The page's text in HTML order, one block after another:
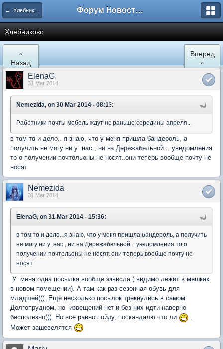
← Хлебниково Форум Новостройки
Хлебниково
«
Назад
Вперед
»
ElenaG
31 Mar 2014
Nemezida, on 30 Mar 2014 - 08:13:
Работники почты мебель ждут не раньше середины апреля...
в том то и дело.. я знаю, что у меня пришла бандероль, а
получить не могу ни у нас , ни на Дережабельной... уведомления
то о получении почтольоны не носят..они теперь вообще почту не
носят
Nemezida
31 Mar 2014
ElenaG, on 31 Mar 2014 - 15:36:
в том то и дело.. я знаю, что у меня пришла бандероль, а получить
не могу ни у нас , ни на Дережабельной... уведомления то о
получении почтольоны не носят..они теперь вообще почту не
носят
У меня одна посылка вообще зависла ( видимо лежит в мешках
в новом помещении). А там как раз сезонная обувь для
младшей(((. Еще несколько посылок трекнулись в самом
Долгопрудном, но извещений нет и без них идти наверно
бесполезно(((. Но все равно пойду, поскандалю что ли
.
Может зашевелятся